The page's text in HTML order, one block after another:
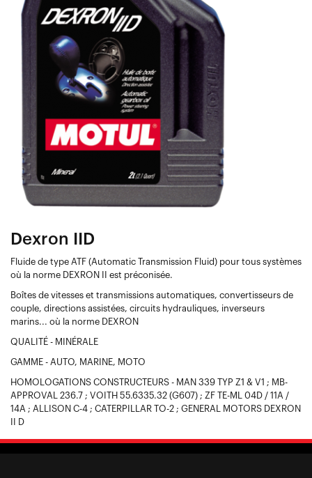
Dexron IID
Fluide de type ATF (Automatic Transmission Fluid) pour tous systèmes
où la norme DEXRON II est préconisée.
Boîtes de vitesses et transmissions automatiques, convertisseurs de
couple, directions assistées, circuits hydrauliques, inverseurs
marins... où la norme DEXRON
QUALITÉ - MINÉRALE
GAMME - AUTO, MARINE, MOTO
HOMOLOGATIONS CONSTRUCTEURS - MAN 339 TYP Z1 & V1 ; MB-
APPROVAL 236.7 ; VOITH 55.6335.32 (G607) ; ZF TE-ML 04D / 11A /
14A ; ALLISON C-4 ; CATERPILLAR TO-2 ; GENERAL MOTORS DEXRON
II D